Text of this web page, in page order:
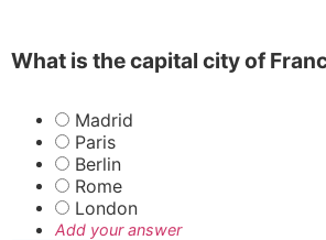
What is the capital city of
Madrid
Paris
Berlin
Rome
London
Add your answer